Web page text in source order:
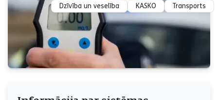
Dzīvība un veselība KASKO Transports